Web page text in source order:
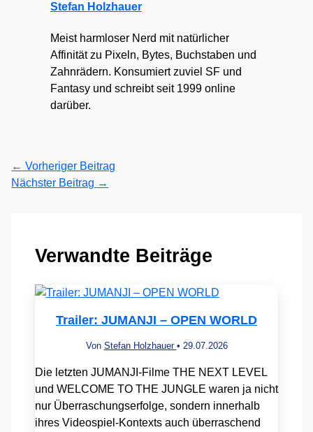
Stefan Holzhauer
Meist harmloser Nerd mit natürlicher
Affinität zu Pixeln, Bytes, Buchstaben und
Zahnrädern. Konsumiert zuviel SF und
Fantasy und schreibt seit 1999 online
darüber.
← Vorheriger Beitrag
Nächster Beitrag →
Verwandte Beiträge
Trailer: JUMANJI – OPEN WORLD
Von Stefan Holzhauer • 29.07.2026
Die letzten JUMANJI-Filme THE NEXT LEVEL
und WELCOME TO THE JUNGLE waren ja nicht
nur Überraschungserfolge, sondern innerhalb
ihres Videospiel-Kontexts auch überraschend